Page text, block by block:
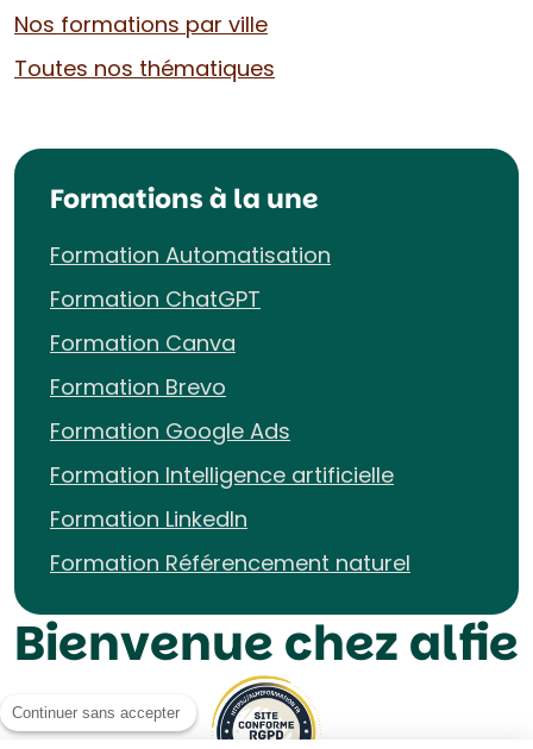
Nos formations par ville
Toutes nos thématiques
Formations à la une
Formation Automatisation
Formation ChatGPT
Formation Canva
Formation Brevo
Formation Google Ads
Formation Intelligence artificielle
Formation LinkedIn
Formation Référencement naturel
Bienvenue chez alfie
Continuer sans accepter